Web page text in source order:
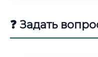
❓ Задать